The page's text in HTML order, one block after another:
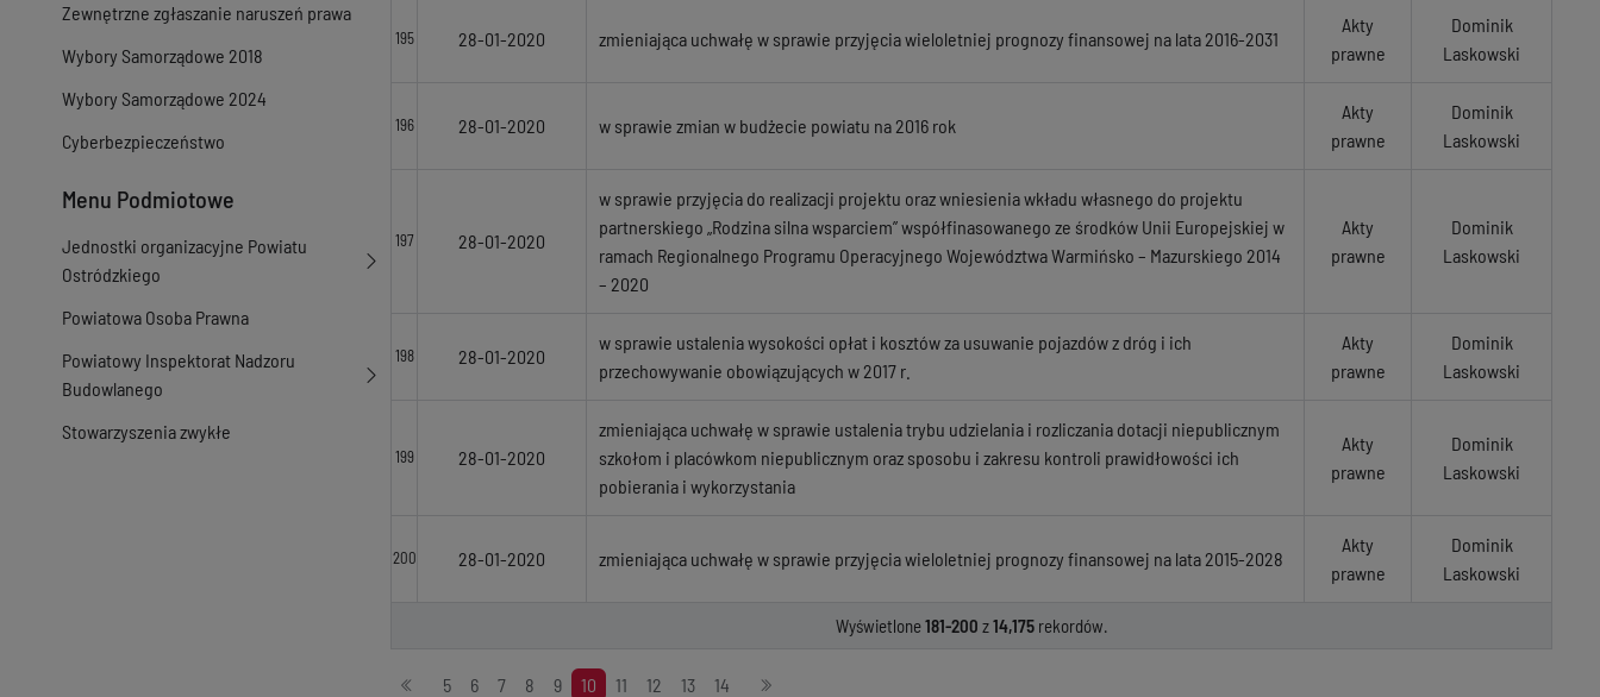
Zewnętrzne zgłaszanie naruszeń prawa
Wybory Samorządowe 2018
Wybory Samorządowe 2024
Cyberbezpieczeństwo
Menu Podmiotowe
Jednostki organizacyjne Powiatu
Ostródzkiego
Powiatowa Osoba Prawna
Powiatowy Inspektorat Nadzoru
Budowlanego
Stowarzyszenia zwykłe
195 28-01-2020 zmieniająca uchwałę w sprawie przyjęcia wieloletniej prognozy finansowej na lata 2016-2031
Akty
prawne
Dominik
Laskowski
196 28-01-2020 w sprawie zmian w budżecie powiatu na 2016 rok
Akty
prawne
Dominik
Laskowski
197 28-01-2020
w sprawie przyjęcia do realizacji projektu oraz wniesienia wkładu własnego do projektu
partnerskiego „Rodzina silna wsparciem” współfinasowanego ze środków Unii Europejskiej w
ramach Regionalnego Programu Operacyjnego Województwa Warmińsko – Mazurskiego 2014
– 2020
Akty
prawne
Dominik
Laskowski
198 28-01-2020
w sprawie ustalenia wysokości opłat i kosztów za usuwanie pojazdów z dróg i ich
przechowywanie obowiązujących w 2017 r.
Akty
prawne
Dominik
Laskowski
199 28-01-2020
zmieniająca uchwałę w sprawie ustalenia trybu udzielania i rozliczania dotacji niepublicznym
szkołom i placówkom niepublicznym oraz sposobu i zakresu kontroli prawidłowości ich
pobierania i wykorzystania
Akty
prawne
Dominik
Laskowski
200 28-01-2020 zmieniająca uchwałę w sprawie przyjęcia wieloletniej prognozy finansowej na lata 2015-2028
Akty
prawne
Dominik
Laskowski
Wyświetlone181-200 z14,175rekordów.
Stronicowanie
5 6 7 8 9 10 11 12 13 14